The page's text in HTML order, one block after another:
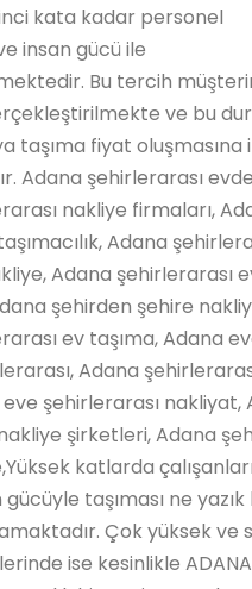
kata kadar personel
insan gücü ile
Bu tercih
ve bu
taşıma fiyat oluşmasına
Adana şehirlerarası
nakliye firmaları,
Adana
Adana şehirlerarası
şehirden şehire
ev taşıma, Adana
Adana
şehirlerarası nakliyat,
şirketleri, Adana
katlarda
taşıması ne yazık
Çok yüksek ve
ise kesinlikle ADANA